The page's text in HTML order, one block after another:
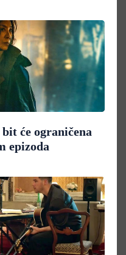
će ograničena
epizoda